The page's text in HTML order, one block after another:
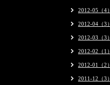
2012-05（4）
2012-04（3）
2012-03（3）
2012-02（1）
2012-01（2）
2011-12（3）